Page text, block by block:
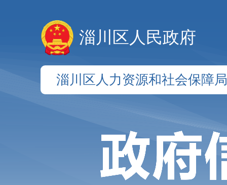
淄川区人民政府
淄川区人力资源和社会保障局